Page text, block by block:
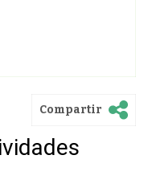
Compartir